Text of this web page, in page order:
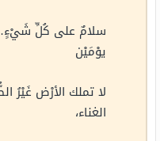
سلامٌ على كُلِّ
يوْمَيْن
لا تملك الأرْض غَيْرُ
الغناء،